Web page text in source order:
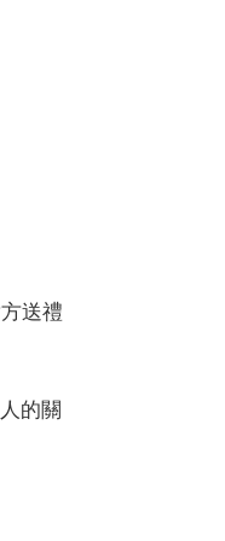
送禮
的關